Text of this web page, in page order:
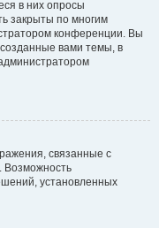
в них опросы
закрыты по многим
конференции. Вы
вами темы, в
связанные с
установленных